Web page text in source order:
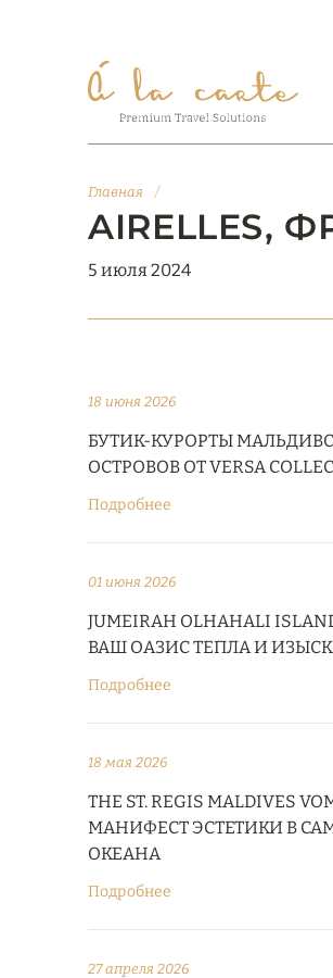
Главная /
5 июля 2024
18 июня 2026
БУТИК-КУРОРТЫ
ОСТРОВОВ ОТ VERSA
Подробнее
01 июня 2026
JUMEIRAH OLHAHALI
ВАШ ОАЗИС ТЕПЛА И
Подробнее
18 мая 2026
THE ST. REGIS MALDIVES
МАНИФЕСТ ЭСТЕТИКИ В
ОКЕАНА
Подробнее
27 апреля 2026